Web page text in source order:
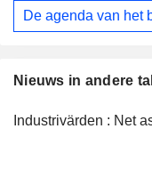
Nieuws in andere
Industrivärden : Net
De agenda van het